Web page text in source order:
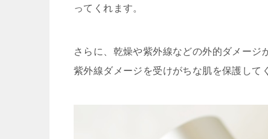
ってくれます。
さらに、乾燥や紫外線などの外的ダメージ
紫外線ダメージを受けがちな肌を保護して